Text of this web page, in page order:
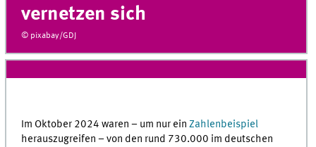
vernetzen sich
© pixabay/GDJ
Im Oktober 2024 waren – um nur einZahlenbeispiel
herauszugreifen – von den rund 730.000 im deutschen